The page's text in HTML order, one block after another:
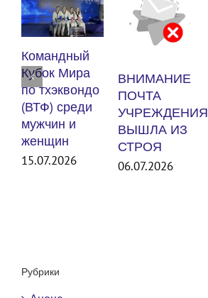
Командный
Кубок Мира
по тхэквондо
(ВТФ) среди
мужчин и
женщин
15.07.2026
ВНИМАНИЕ
ПОЧТА
УЧРЕЖДЕНИЯ
ВЫШЛА ИЗ
СТРОЯ
06.07.2026
Рубрики